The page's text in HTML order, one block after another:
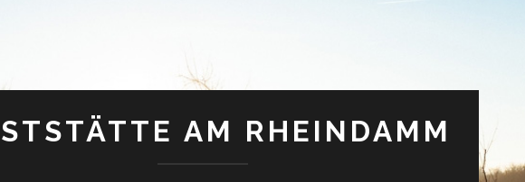
AM RHEINDAMM